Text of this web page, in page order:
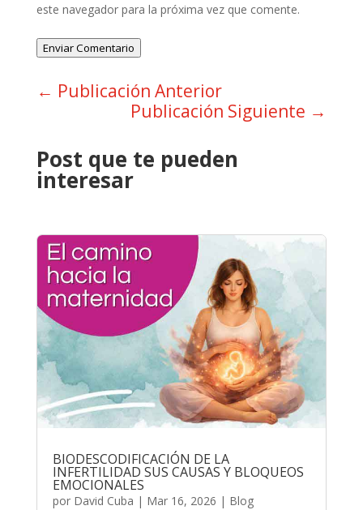
este navegador para la próxima vez que comente.
Enviar Comentario
← Publicación Anterior
Publicación Siguiente →
Post que te pueden
interesar
BIODESCODIFICACIÓN DE LA
INFERTILIDAD SUS CAUSAS Y BLOQUEOS
EMOCIONALES
por David Cuba | Mar 16, 2026 | Blog